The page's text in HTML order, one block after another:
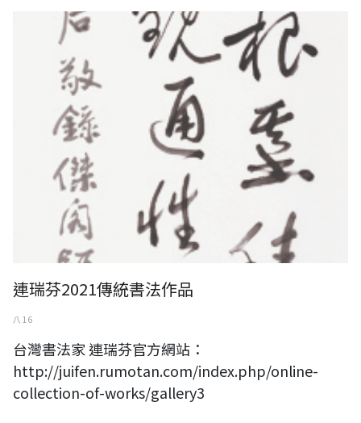
連瑞芬2021傳統書法作品
八 16
台灣書法家 連瑞芬官方網站：
http://juifen.rumotan.com/index.php/online-
collection-of-works/gallery3